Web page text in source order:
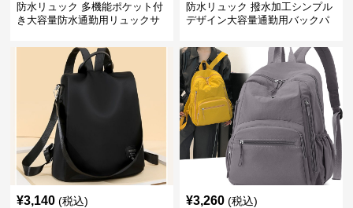
防水リュック 多機能ポケット付
き大容量防水通勤用リュックサ
防水リュック 撥水加工シンプル
デザイン大容量通勤用バックパ
¥3,140 (税込) ¥3,260 (税込)